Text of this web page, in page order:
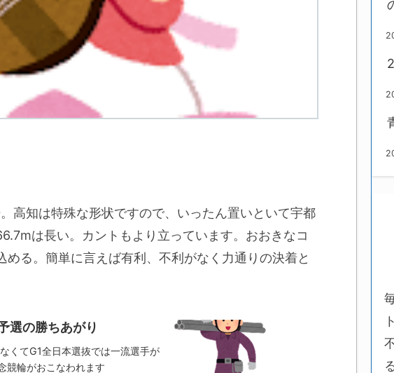
高知は特殊な形状ですので、いったん置いといて宇都
は長い。カントもより立っています。おおきなコ
る。簡単に言えば有利、不利がなく力通りの決着と
選の勝ちあがり
くてG1全日本選抜では一流選手が
競輪がおこなわれます